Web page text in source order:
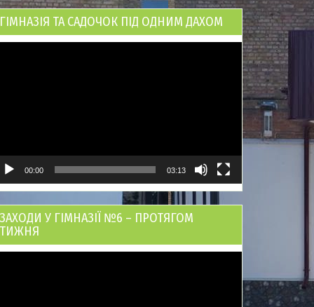
ГІМНАЗІЯ ТА САДОЧОК ПІД ОДНИМ ДАХОМ
00:00 03:13
ЗАХОДИ У ГІМНАЗІЇ №6 – ПРОТЯГОМ
ТИЖНЯ